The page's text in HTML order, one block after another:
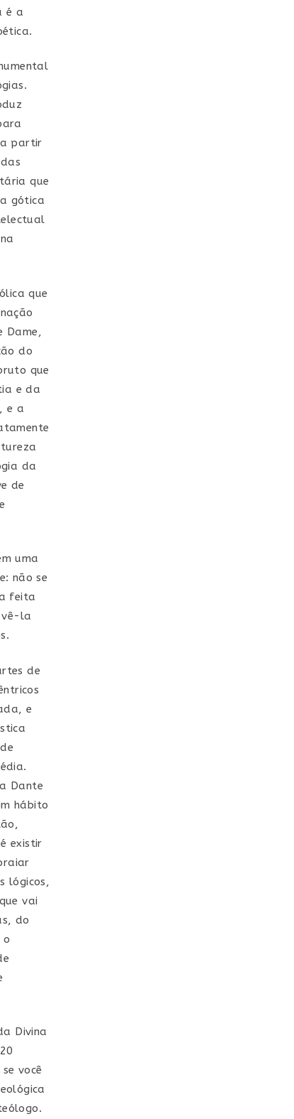
é a
partir
que
gótica
que
Dame,
do
que
e da
e a
da
de
uma
não se
feita
vê-la
de
e
Dante
hábito
existir
lógicos,
vai
do
o
Divina
você